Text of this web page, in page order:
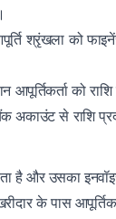
श्रृंखला को
को
अकाउंट से राशि
है और उसका
के पास